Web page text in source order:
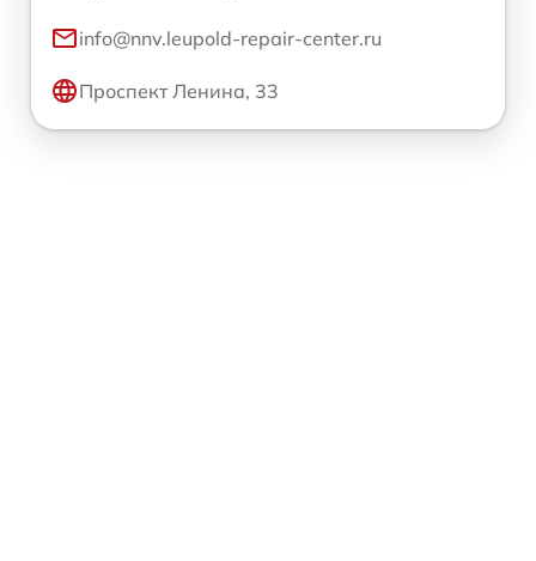
info@nnv.leupold-repair-center.ru
Проспект Ленина, 33